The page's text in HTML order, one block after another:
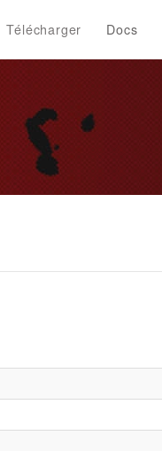
Télécharger Docs